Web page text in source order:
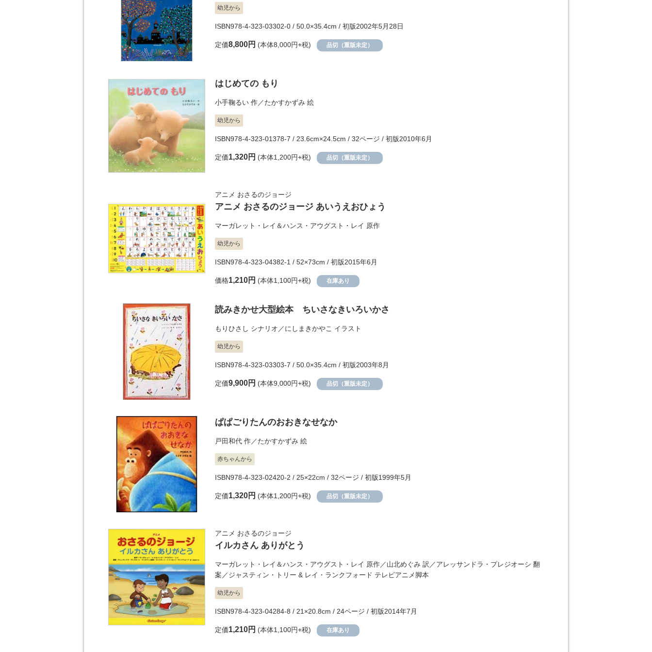
幼児から
ISBN978-4-323-03302-0 / 50.0×35.4cm / 初版2002年5月28日
定価8,800円 (本体8,000円+税) 品切（重版未定）
はじめての もり
小手鞠るい 作／たかすかずみ 絵
幼児から
ISBN978-4-323-01378-7 / 23.6cm×24.5cm / 32ページ / 初版2010年6月
定価1,320円 (本体1,200円+税) 品切（重版未定）
アニメ おさるのジョージ
アニメ おさるのジョージ あいうえおひょう
マーガレット・レイ＆ハンス・アウグスト・レイ 原作
幼児から
ISBN978-4-323-04382-1 / 52×73cm / 初版2015年6月
価格1,210円 (本体1,100円+税) 在庫あり
読みきかせ大型絵本 ちいさなきいろいかさ
もりひさし シナリオ／にしまきかやこ イラスト
幼児から
ISBN978-4-323-03303-7 / 50.0×35.4cm / 初版2003年8月
定価9,900円 (本体9,000円+税) 品切（重版未定）
ぱぱごりたんのおおきなせなか
戸田和代 作／たかすかずみ 絵
赤ちゃんから
ISBN978-4-323-02420-2 / 25×22cm / 32ページ / 初版1999年5月
定価1,320円 (本体1,200円+税) 品切（重版未定）
アニメ おさるのジョージ
イルカさん ありがとう
マーガレット・レイ＆ハンス・アウグスト・レイ 原作／山北めぐみ 訳／アレッサンドラ・プレジオーシ 翻
案／ジャスティン・トリー & レイ・ランクフォード テレビアニメ脚本
幼児から
ISBN978-4-323-04284-8 / 21×20.8cm / 24ページ / 初版2014年7月
定価1,210円 (本体1,100円+税) 在庫あり